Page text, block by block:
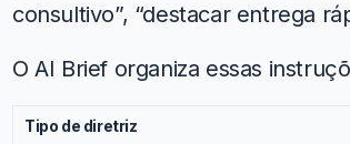
consultivo”, “destacar entrega
O AI Brief organiza essas
Tipo de diretriz